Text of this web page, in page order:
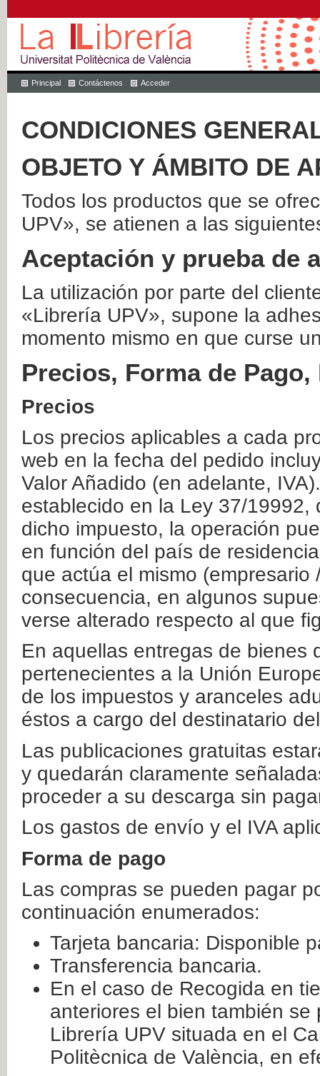
Principal Contáctenos Acceder
CONDICIONES
OBJETO Y ÁMBITO DE
Todos los productos que se
UPV», se atienen a las
Aceptación y prueba de
La utilización por parte del
«Librería UPV», supone la
momento mismo en que curse
Precios, Forma de
Precios
Los precios aplicables a cada
web en la fecha del pedido
Valor Añadido (en adelante,
establecido en la Ley 37/
dicho impuesto, la operación
en función del país de
que actúa el mismo
consecuencia, en algunos
verse alterado respecto al que
En aquellas entregas de bienes
pertenecientes a la Unión
de los impuestos y aranceles
éstos a cargo del destinatario
Las publicaciones gratuitas
y quedarán claramente
proceder a su descarga sin
Los gastos de envío y el IVA
Forma de pago
Las compras se pueden pagar
continuación enumerados:
Tarjeta bancaria: Disponible
Transferencia bancaria.
En el caso de Recogida en
anteriores el bien también
Librería UPV situada en el
Politècnica de València, en